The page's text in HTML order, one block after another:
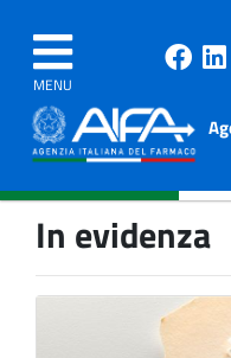
MENU
In evidenza